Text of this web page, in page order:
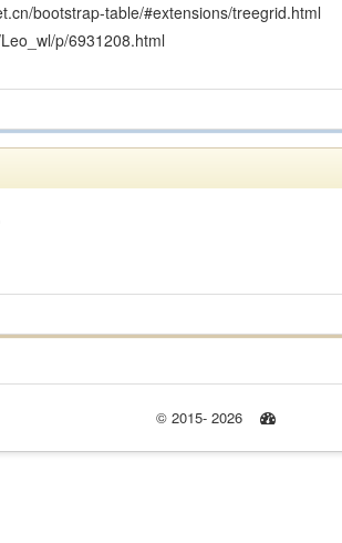
bootstrap-table/#extensions/treegrid.html
p/6931208.html
© 2015- 2026